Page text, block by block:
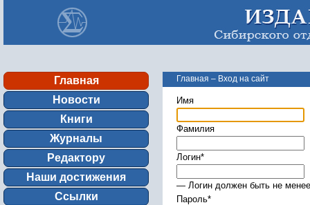
Главная
Новости
Книги
Журналы
Редактору
Наши достижения
Ссылки
Главная – Вход на сайт
Имя
Фамилия
Логин*
— Логин должен быть не
Пароль*